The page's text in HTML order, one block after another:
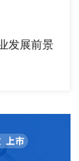
发展前景